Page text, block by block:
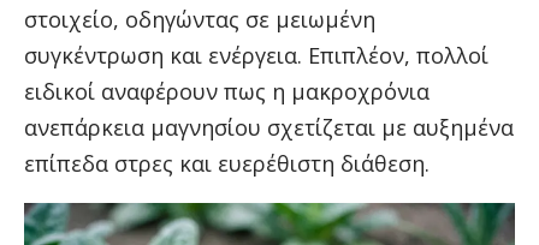
στοιχείο, οδηγώντας σε μειωμένη
συγκέντρωση και ενέργεια. Επιπλέον, πολλοί
ειδικοί αναφέρουν πως η μακροχρόνια
ανεπάρκεια μαγνησίου σχετίζεται με αυξημένα
επίπεδα στρες και ευερέθιστη διάθεση.